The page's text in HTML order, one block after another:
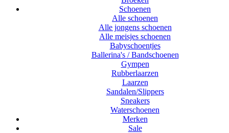
Schoenen
Alle schoenen
Alle jongens schoenen
Alle meisjes schoenen
Babyschoentjes
Ballerina's / Bandschoenen
Gympen
Rubberlaarzen
Laarzen
Sandalen/Slippers
Sneakers
Waterschoenen
Merken
Sale